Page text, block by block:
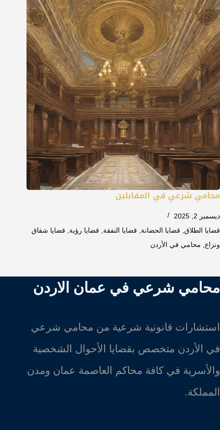
محامي شرعي في المقابلين
ديسمبر 2, 2025
قضايا الطلاق قضايا الحضانة قضايا النفقة قضايا رؤية
قضايا شقاق
ونزاع
محامي في الأردن
محامي شرعي في عمان الاردن
استشارات قانونية شرعية من محامي شرعي
في الأردن متخصص بقضايا الأحوال الشخصية
والأسرية في كافة محاكم العاصمة عمان ومدن
المملكة.